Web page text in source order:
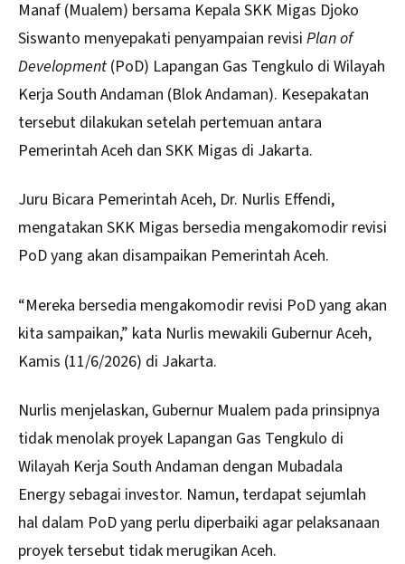
Manaf (Mualem) bersama Kepala SKK Migas Djoko
Siswanto menyepakati penyampaian revisi Plan of
Development (PoD) Lapangan Gas Tengkulo di Wilayah
Kerja South Andaman (Blok Andaman). Kesepakatan
tersebut dilakukan setelah pertemuan antara
Pemerintah Aceh dan SKK Migas di Jakarta.
Juru Bicara Pemerintah Aceh, Dr. Nurlis Effendi,
mengatakan SKK Migas bersedia mengakomodir revisi
PoD yang akan disampaikan Pemerintah Aceh.
“Mereka bersedia mengakomodir revisi PoD yang akan
kita sampaikan,” kata Nurlis mewakili Gubernur Aceh,
Kamis (11/6/2026) di Jakarta.
Nurlis menjelaskan, Gubernur Mualem pada prinsipnya
tidak menolak proyek Lapangan Gas Tengkulo di
Wilayah Kerja South Andaman dengan Mubadala
Energy sebagai investor. Namun, terdapat sejumlah
hal dalam PoD yang perlu diperbaiki agar pelaksanaan
proyek tersebut tidak merugikan Aceh.